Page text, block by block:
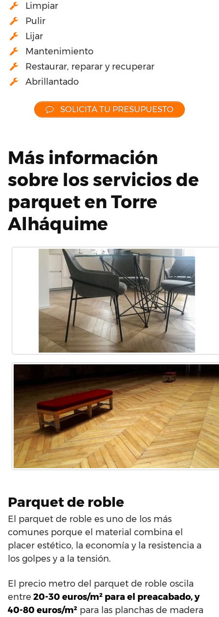
Limpiar
Pulir
Lijar
Mantenimiento
Restaurar, reparar y recuperar
Abrillantado
SOLICITA TU PRESUPUESTO
Más información
sobre los servicios de
parquet en Torre
Alháquime
Parquet de roble
El parquet de roble es uno de los más
comunes porque el material combina el
placer estético, la economía y la resistencia a
los golpes y a la tensión.
El precio metro del parquet de roble oscila
entre 20-30 euros/m² para el preacabado, y
40-80 euros/m² para las planchas de madera